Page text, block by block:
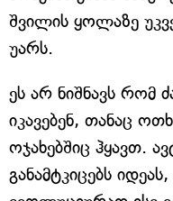
შვილის ყოლაზე
უარს.
ეს არ ნიშნავს რომ
იკავებენ, თანაც
ოჯახებშიც ჰყავთ.
განამტკიცებს